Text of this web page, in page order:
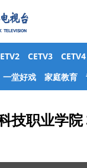
CETV3 CETV4
一堂好戏 家庭教育
技职业学